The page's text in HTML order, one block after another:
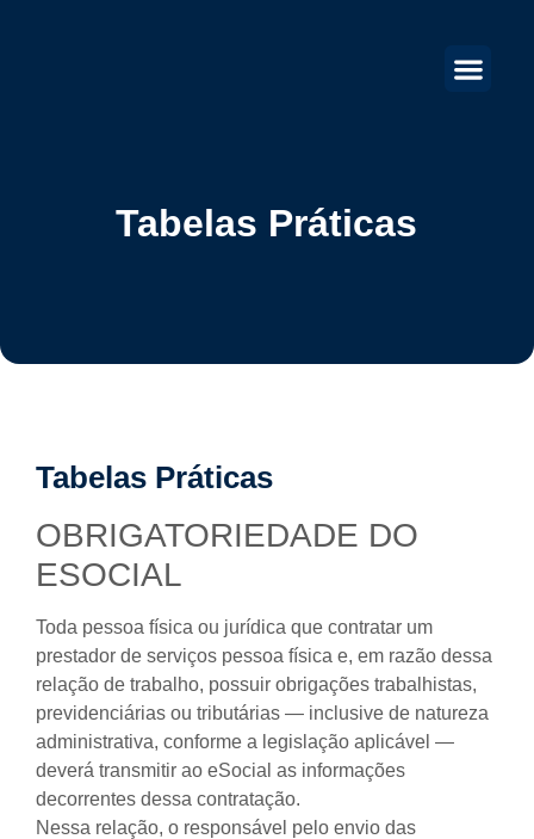
Tabelas Práticas
Tabelas Práticas
OBRIGATORIEDADE DO
ESOCIAL
Toda pessoa física ou jurídica que contratar um
prestador de serviços pessoa física e, em razão dessa
relação de trabalho, possuir obrigações trabalhistas,
previdenciárias ou tributárias — inclusive de natureza
administrativa, conforme a legislação aplicável —
deverá transmitir ao eSocial as informações
decorrentes dessa contratação.
Nessa relação, o responsável pelo envio das